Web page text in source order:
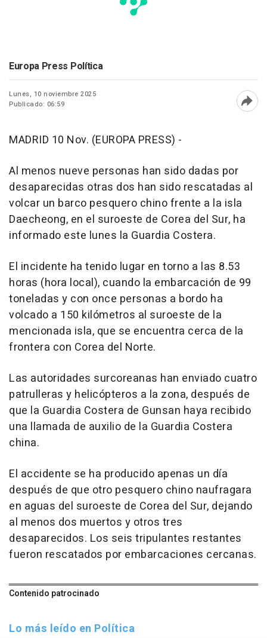
Europa Press Política
Lunes, 10 noviembre 2025
Publicado: 06:59
MADRID 10 Nov. (EUROPA PRESS) -
Al menos nueve personas han sido dadas por
desaparecidas otras dos han sido rescatadas al
volcar un barco pesquero chino frente a la isla
Daecheong, en el suroeste de Corea del Sur, ha
informado este lunes la Guardia Costera.
El incidente ha tenido lugar en torno a las 8.53
horas (hora local), cuando la embarcación de 99
toneladas y con once personas a bordo ha
volcado a 150 kilómetros al suroeste de la
mencionada isla, que se encuentra cerca de la
frontera con Corea del Norte.
Las autoridades surcoreanas han enviado cuatro
patrulleras y helicópteros a la zona, después de
que la Guardia Costera de Gunsan haya recibido
una llamada de auxilio de la Guardia Costera
china.
El accidente se ha producido apenas un día
después de que otro pesquero chino naufragara
en aguas del suroeste de Corea del Sur, dejando
al menos dos muertos y otros tres
desaparecidos. Los seis tripulantes restantes
fueron rescatados por embarcaciones cercanas.
Contenido patrocinado
Lo más leído en Política